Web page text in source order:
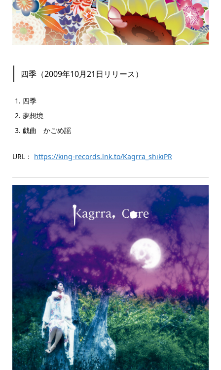
四季（2009年10月21日リリース）
四季
夢想境
戯曲 かごめ謡
URL： https://king-records.lnk.to/Kagrra_shikiPR